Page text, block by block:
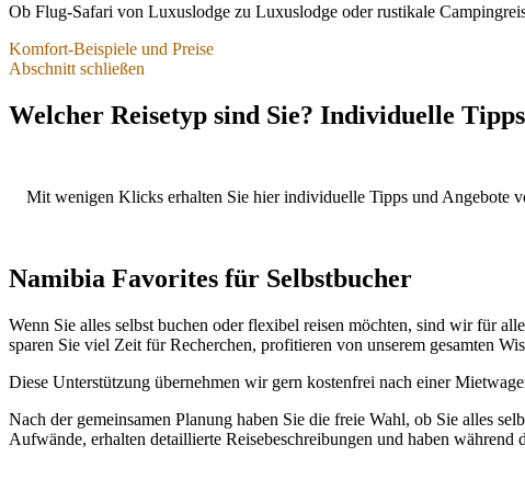
… decken üblicherweise das zentrale Namibia mit den bekanntesten
mit den zahlreichen Aktivitäten, das kulturell und historisch bedeutsame
3-wöchige Namibiareisen…
Ob Flug-Safari von Luxuslodge zu Luxuslodge oder rustikale
Mietwagen,
beliebte Safaris und weitere Aktivitäten
Nicht inkludiert:
Benzin (200 -300 €),
private Ausgaben für Getränke, zusätzliche Mahlzeiten,
Tagesaktuelle Preisesind abhängig von Wechselkurs, Reisesaison,
Komfort-Beispiele und Preise
Abschnitt schließen
Welcher Reisetyp sind Sie? Individuelle
Mit wenigen Klicks erhalten Sie hier individuelle Tipps und Angebote
Namibia Favorites für Selbstbucher
Wenn Sie alles selbst buchen oder flexibel reisen möchten, sind wir für
sparen Sie viel Zeit für Recherchen, profitieren von unserem gesamten
Diese Unterstützung übernehmen wir gern kostenfrei nach einer
Nach der gemeinsamen Planung haben Sie die freie Wahl, ob Sie alles
Aufwände, erhalten detaillierte Reisebeschreibungen und haben